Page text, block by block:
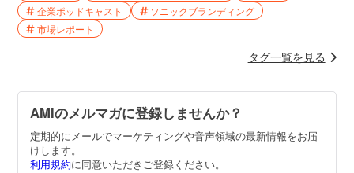
企業ポッドキャスト
ソニックブランディング
市場レポート
タグ一覧を見る
AMIのメルマガに登録しませんか？
定期的にメールでマーケティングや音声領域の最新情報をお届
けします。
利用規約に同意いただきご登録ください。